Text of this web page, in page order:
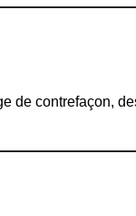
de contrefaçon,